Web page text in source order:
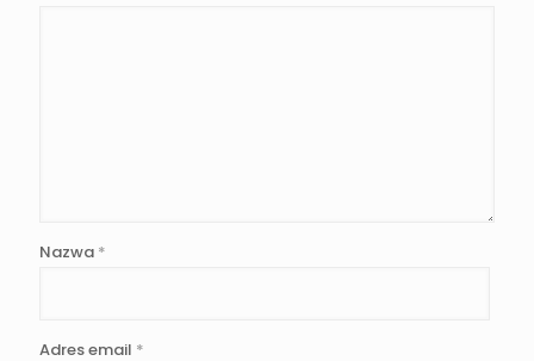
Nazwa *
Adres email *